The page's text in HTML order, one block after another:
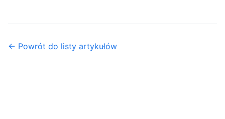
← Powrót do listy artykułów